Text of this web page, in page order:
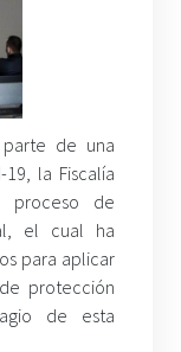
de una
la Fiscalía
proceso de
el cual ha
para aplicar
protección
de esta